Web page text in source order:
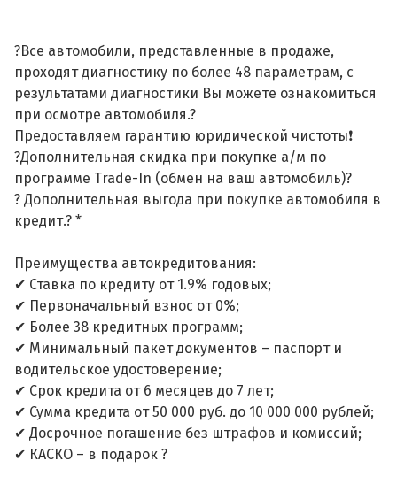
?Все автомобили, представленные в продаже,
проходят диагностику по более 48 параметрам, с
результатами диагностики Вы можете ознакомиться
при осмотре автомобиля.?
Предоставляем гарантию юридической чистоты❗
?Дополнительная скидка при покупке а/м по
программе Trade-In (обмен на ваш автомобиль)?
? Дополнительная выгода при покупке автомобиля в
кредит.? *
Преимущества автокредитования:
✔ Ставка по кредиту от 1.9% годовых;
✔ Первоначальный взнос от 0%;
✔ Более 38 кредитных программ;
✔ Минимальный пакет документов – паспорт и
водительское удостоверение;
✔ Срок кредита от 6 месяцев до 7 лет;
✔ Сумма кредита от 50 000 руб. до 10 000 000 рублей;
✔ Досрочное погашение без штрафов и комиссий;
✔ КАСКО – в подарок ?